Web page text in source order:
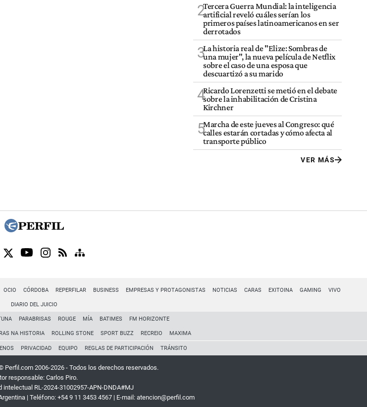
2Tercera Guerra Mundial: la inteligencia
artificial reveló cuáles serían los
primeros países latinoamericanos en ser
derrotados
3La historia real de "Elize: Sombras de
una mujer", la nueva película de Netflix
sobre el caso de una esposa que
descuartizó a su marido
4Ricardo Lorenzetti se metió en el debate
sobre la inhabilitación de Cristina
Kirchner
5Marcha de este jueves al Congreso: qué
calles estarán cortadas y cómo afecta al
transporte público
VER MÁS
OCIO CÓRDOBA REPERFILAR BUSINESS EMPRESAS Y PROTAGONISTAS NOTICIAS CARAS EXITOINA GAMING VIVO
DIARIO DEL JUICIO
PARABRISAS ROUGE MÍA BATIMES FM HORIZONTE
NA HISTORIA ROLLING STONE SPORT BUZZ RECREIO MAXIMA
PRIVACIDAD EQUIPO REGLAS DE PARTICIPACIÓN TRÁNSITO
Perfil.com 2006-2026 - Todos los derechos reservados.
responsable: Carlos Piro.
intelectual RL-2024-31002957-APN-DNDA#MJ
| Teléfono: +54 9 11 3453 4567| E-mail: atencion@perfil.com